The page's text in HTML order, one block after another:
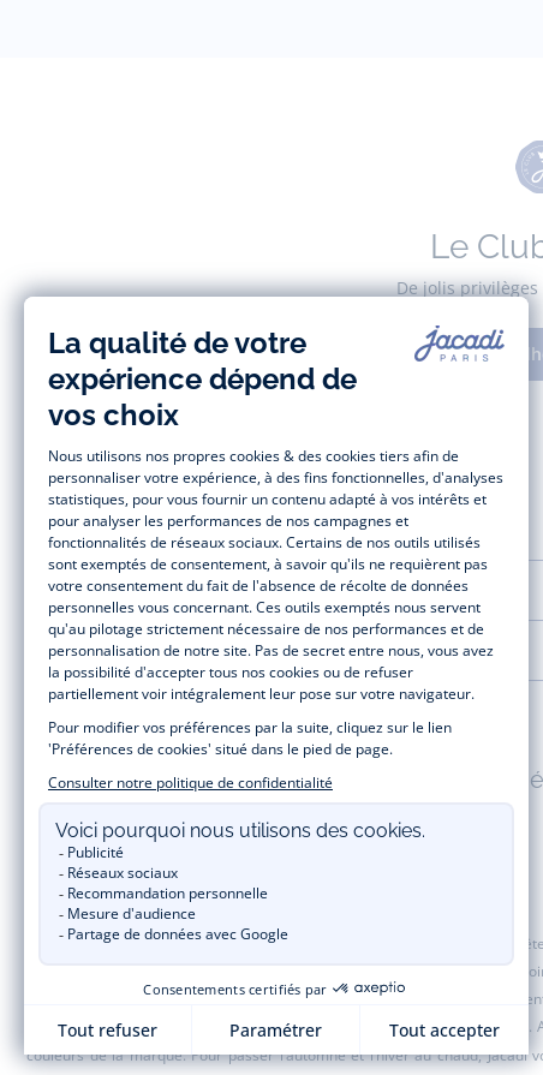
Le
De jolis privilèges
AIDE ET SERVICES
LA MAISON JACADI
Paiement 100% sécurisé
Jacadi Paris vous propose sur sa boutique en ligne une grande variété de
et de pantalons, chaussettes et
de fin d’année et trouvez des idées cadeaux de Noël . Un heureux
une opération spéciale Jacadi avec des vêtements enfant à prix tout
couleurs de la marque. Pour passer l’automne et l’hiver au chaud, Jacadi